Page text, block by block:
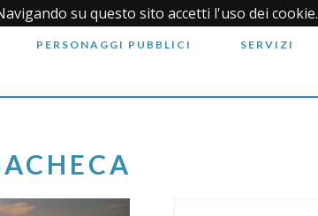
su questo sito accetti l'uso dei cookie.
PERSONAGGI PUBBLICI SERVIZI